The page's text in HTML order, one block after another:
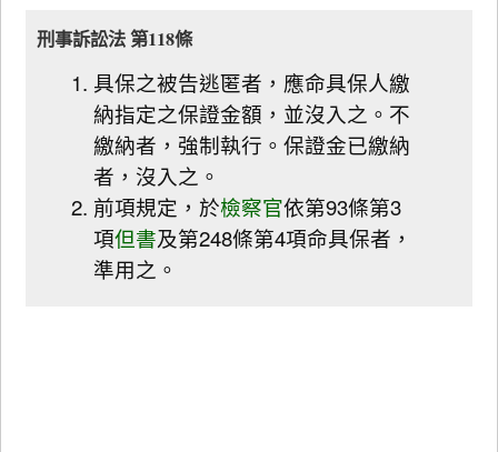
刑事訴訟法 第118條
具保之被告逃匿者，應命具保人繳
納指定之保證金額，並沒入之。不
繳納者，強制執行。保證金已繳納
者，沒入之。
前項規定，於檢察官依第93條第3
項但書及第248條第4項命具保者，
準用之。